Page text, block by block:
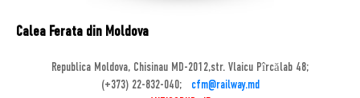
Calea Ferata din Moldova
Republica Moldova, Chisinau MD-2012,str. Vlaicu Pîrcălab 48;
(+373) 22-832-040;
cfm@railway.md